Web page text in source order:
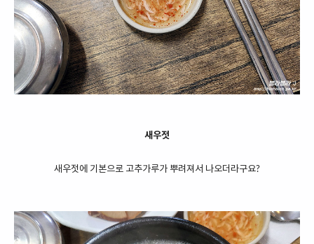
새우젓
새우젓에 기본으로 고추가루가 뿌려져서 나오더라구요?